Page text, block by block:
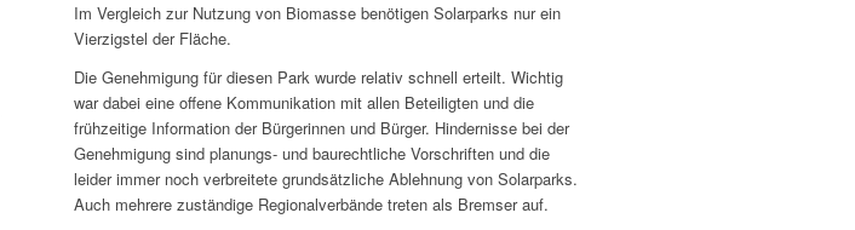
Im Vergleich zur Nutzung von Biomasse benötigen Solarparks nur ein
Vierzigstel der Fläche.
Die Genehmigung für diesen Park wurde relativ schnell erteilt. Wichtig
war dabei eine offene Kommunikation mit allen Beteiligten und die
frühzeitige Information der Bürgerinnen und Bürger. Hindernisse bei der
Genehmigung sind planungs- und baurechtliche Vorschriften und die
leider immer noch verbreitete grundsätzliche Ablehnung von Solarparks.
Auch mehrere zuständige Regionalverbände treten als Bremser auf.